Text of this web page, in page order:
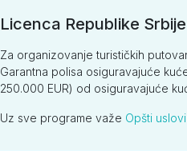
Licenca Republike
Za organizovanje turističkih
Garantna polisa osiguravajuće
250.000 EUR) od osiguravajuće
Uz sve programe važe Opšti